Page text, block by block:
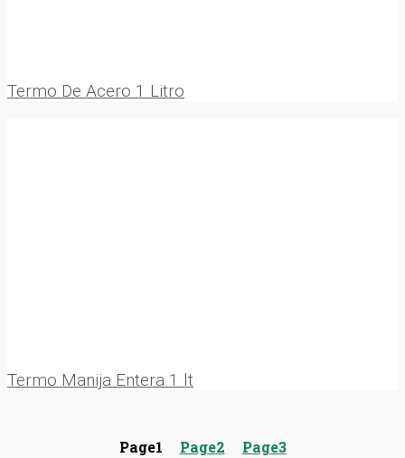
Termo De Acero 1 Litro
Termo Manija Entera 1 lt
Page1 Page2 Page3